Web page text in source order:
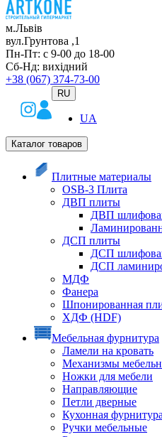
м.Львів
вул.Грунтова ,1
Пн-Пт: с 9-00 до 18-00
Сб-Нд: вихідний
+38 (067) 374-73-00
RU
UA
Каталог товаров
Плитные материалы
OSB-3 Плита
ДВП плиты
ДВП
ДСП плиты
ДСП
ДСП
МДФ
Фанера
Шпонированная
ХДФ (HDF)
Мебельная фурнитура
Ламели на кровать
Механизмы
Ножки для мебели
Направляющие
Петли дверные
Кухонная фурнитура
Ручки мебельные